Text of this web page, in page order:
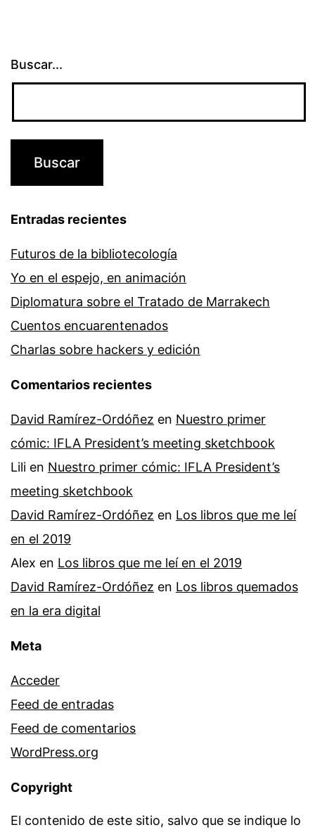
Buscar...
Entradas recientes
Futuros de la bibliotecología
Yo en el espejo, en animación
Diplomatura sobre el Tratado de Marrakech
Cuentos encuarentenados
Charlas sobre hackers y edición
Comentarios recientes
David Ramírez-Ordóñez en Nuestro primer
cómic: IFLA President’s meeting sketchbook
Lili en Nuestro primer cómic: IFLA President’s
meeting sketchbook
David Ramírez-Ordóñez en Los libros que me leí
en el 2019
Alex en Los libros que me leí en el 2019
David Ramírez-Ordóñez en Los libros quemados
en la era digital
Meta
Acceder
Feed de entradas
Feed de comentarios
WordPress.org
Copyright
El contenido de este sitio, salvo que se indique lo